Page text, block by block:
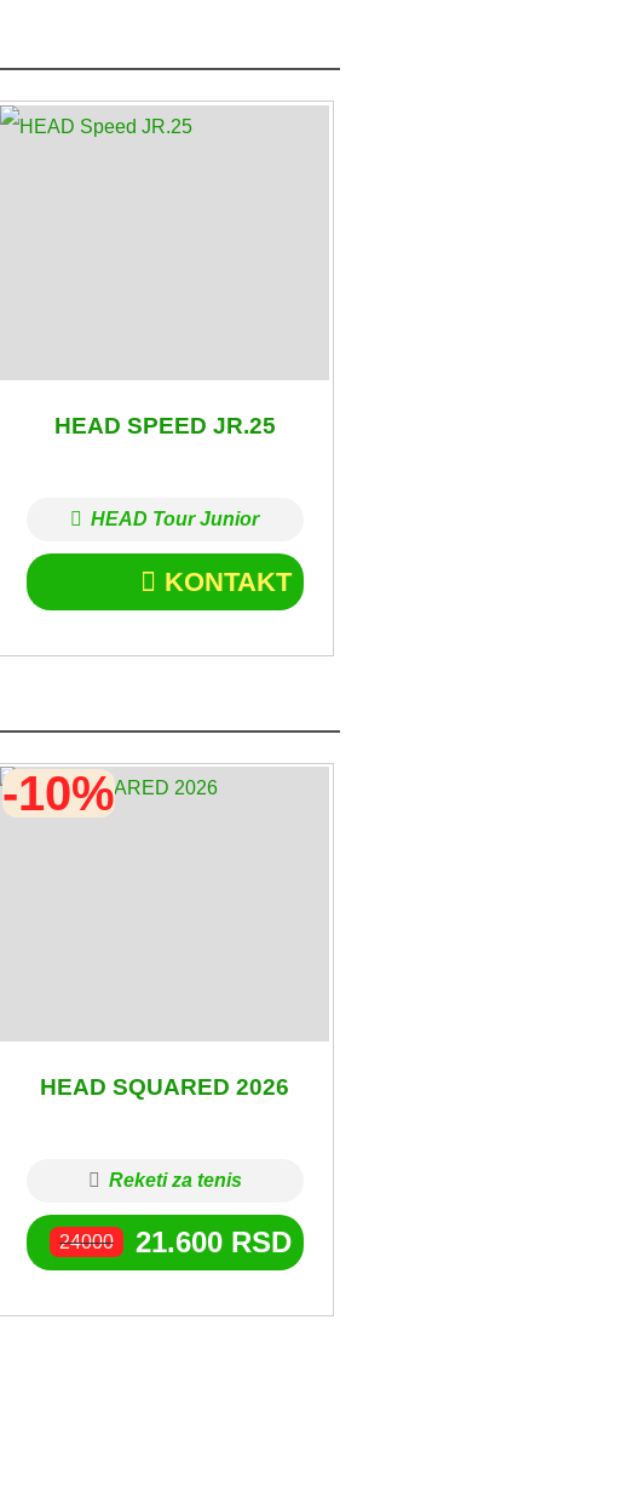
HEAD SPEED JR.25
HEAD Tour Junior
KONTAKT
HEAD SQUARED 2026
Reketi za tenis
24000 21.600 RSD
-10%